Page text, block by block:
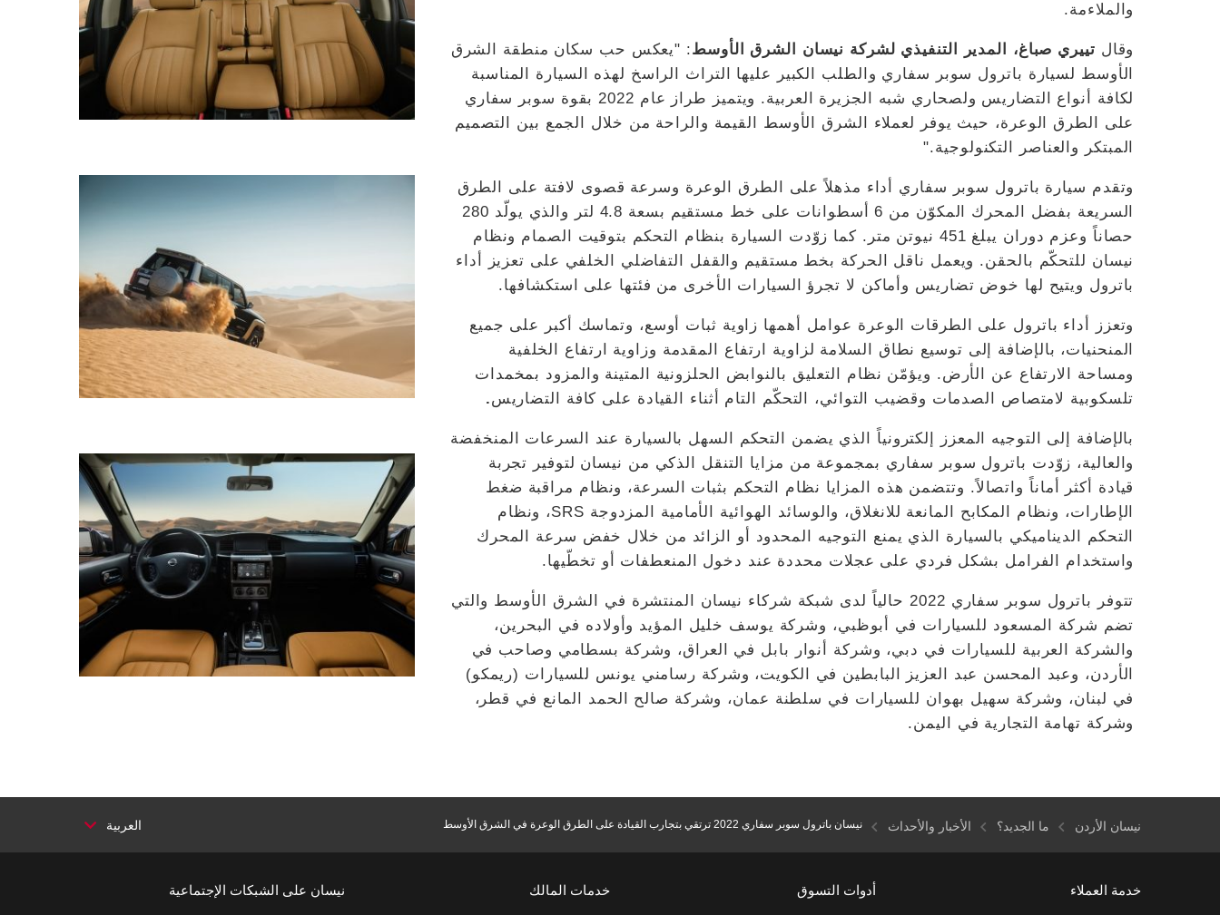
والملاءمة.
وقال تييري صباغ، المدير التنفيذي لشركة نيسان الشرق الأوسط: "يعكس حب سكان منطقة الشرق
الأوسط لسيارة باترول سوبر سفاري والطلب الكبير عليها التراث الراسخ لهذه السيارة المناسبة
لكافة أنواع التضاريس ولصحاري شبه الجزيرة العربية. ويتميز طراز عام 2022 بقوة سوبر سفاري
على الطرق الوعرة، حيث يوفر لعملاء الشرق الأوسط القيمة والراحة من خلال الجمع بين التصميم
المبتكر والعناصر التكنولوجية."
وتقدم سيارة باترول سوبر سفاري أداء مذهلاً على الطرق الوعرة وسرعة قصوى لافتة على الطرق
السريعة بفضل المحرك المكوّن من 6 أسطوانات على خط مستقيم بسعة 4.8 لتر والذي يولّد 280
حصاناً وعزم دوران يبلغ 451 نيوتن متر. كما زوّدت السيارة بنظام التحكم بتوقيت الصمام ونظام
نيسان للتحكّم بالحقن. ويعمل ناقل الحركة بخط مستقيم والقفل التفاضلي الخلفي على تعزيز أداء
باترول ويتيح لها خوض تضاريس وأماكن لا تجرؤ السيارات الأخرى من فئتها على استكشافها.
وتعزز أداء باترول على الطرقات الوعرة عوامل أهمها زاوية ثبات أوسع، وتماسك أكبر على جميع
المنحنيات، بالإضافة إلى توسيع نطاق السلامة لزاوية ارتفاع المقدمة وزاوية ارتفاع الخلفية
ومساحة الارتفاع عن الأرض. ويؤمّن نظام التعليق بالنوابض الحلزونية المتينة والمزود بمخمدات
تلسكوبية لامتصاص الصدمات وقضيب التوائي، التحكّم التام أثناء القيادة على كافة التضاريس.
بالإضافة إلى التوجيه المعزز إلكترونياً الذي يضمن التحكم السهل بالسيارة عند السرعات المنخفضة
والعالية، زوّدت باترول سوبر سفاري بمجموعة من مزايا التنقل الذكي من نيسان لتوفير تجربة
قيادة أكثر أماناً واتصالاً. وتتضمن هذه المزايا نظام التحكم بثبات السرعة، ونظام مراقبة ضغط
الإطارات، ونظام المكابح المانعة للانغلاق، والوسائد الهوائية الأمامية المزدوجة SRS، ونظام
التحكم الديناميكي بالسيارة الذي يمنع التوجيه المحدود أو الزائد من خلال خفض سرعة المحرك
واستخدام الفرامل بشكل فردي على عجلات محددة عند دخول المنعطفات أو تخطّيها.
تتوفر باترول سوبر سفاري 2022 حالياً لدى شبكة شركاء نيسان المنتشرة في الشرق الأوسط والتي
تضم شركة المسعود للسيارات في أبوظبي، وشركة يوسف خليل المؤيد وأولاده في البحرين،
والشركة العربية للسيارات في دبي، وشركة أنوار بابل في العراق، وشركة بسطامي وصاحب في
الأردن، وعبد المحسن عبد العزيز البابطين في الكويت، وشركة رسامني يونس للسيارات (ريمكو)
في لبنان، وشركة سهيل بهوان للسيارات في سلطنة عمان، وشركة صالح الحمد المانع في قطر،
وشركة تهامة التجارية في اليمن.
نيسان الأردن ما الجديد؟ الأخبار والأحداث نيسان باترول سوبر سفاري 2022 ترتقي بتجارب القيادة على الطرق الوعرة في الشرق الأوسط العربية
خدمة العملاء أدوات التسوق خدمات المالك نيسان على الشبكات الإجتماعية